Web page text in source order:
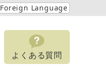
Foreign Language
よくある質問